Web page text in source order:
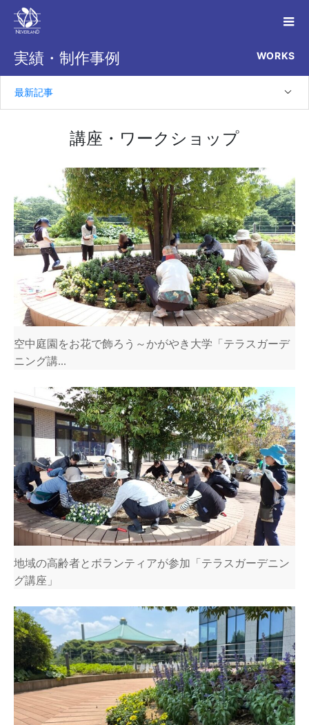
実績・制作事例 WORKS
最新記事
講座・ワークショップ
空中庭園をお花で飾ろう～かがやき大学「テラスガーデ
ニング講...
地域の高齢者とボランティアが参加「テラスガーデニン
グ講座」